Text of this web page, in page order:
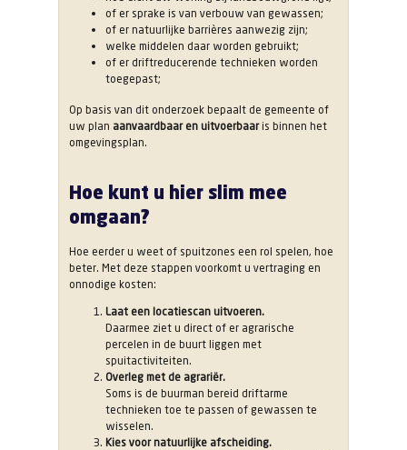
of er sprake is van verbouw van gewassen;
of er natuurlijke barrières aanwezig zijn;
welke middelen daar worden gebruikt;
of er driftreducerende technieken worden
toegepast;
Op basis van dit onderzoek bepaalt de gemeente of
uw plan aanvaardbaar en uitvoerbaaris binnen het
omgevingsplan.
Hoe kunt u hier slim mee
omgaan?
Hoe eerder u weet of spuitzones een rol spelen, hoe
beter. Met deze stappen voorkomt u vertraging en
onnodige kosten:
Laat een locatiescan uitvoeren.
Daarmee ziet u direct of er agrarische
percelen in de buurt liggen met
spuitactiviteiten.
Overleg met de agrariër.
Soms is de buurman bereid driftarme
technieken toe te passen of gewassen te
wisselen.
Kies voor natuurlijke afscheiding.